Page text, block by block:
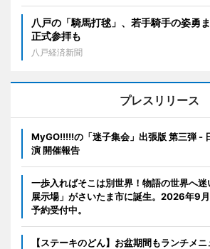
八戸の「騎馬打毬」、若手騎手の姿
正式参拝も
八戸経済新聞
プレスリリース
MyGO!!!!!の「迷子集会」出張版 第三弾 -
演 開催報告
一歩入ればそこは別世界！物語の世界へ
展示場」がさいたま市に誕生。2026年9
予約受付中。
【ステーキのどん】お盆期間もランチメ